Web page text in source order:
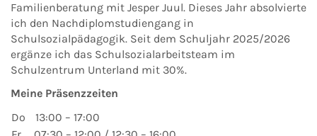
Familienberatung mit Jesper Juul. Dieses Jahr absolvierte
ich den Nachdiplomstudiengang in
Schulsozialpädagogik. Seit dem Schuljahr 2025/2026
ergänze ich das Schulsozialarbeitsteam im
Schulzentrum Unterland mit 30%.
Meine Präsenzzeiten
Do
13:00 – 17:00